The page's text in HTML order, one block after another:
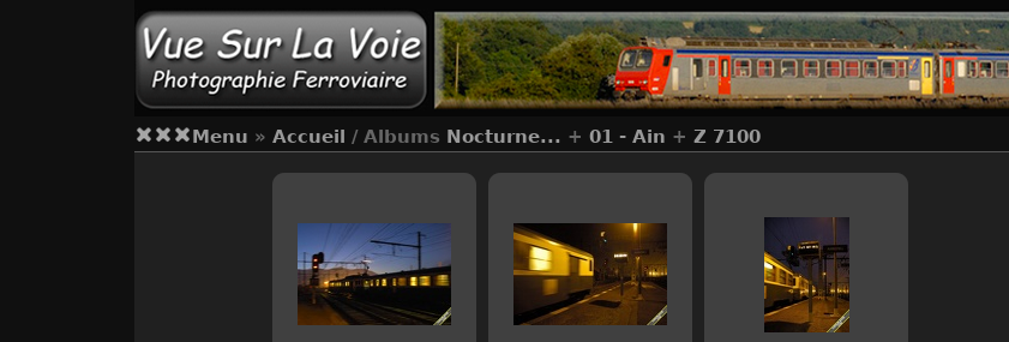
Menu » Accueil / Albums Nocturne... + 01 - Ain + Z 7100